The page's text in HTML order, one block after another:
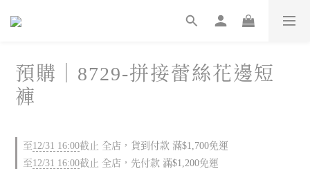
預購｜8729-拼接蕾絲花邊短
褲
至12/31 16:00截止 全店，貨到付款 滿$1,700免運
至12/31 16:00截止 全店，先付款 滿$1,200免運